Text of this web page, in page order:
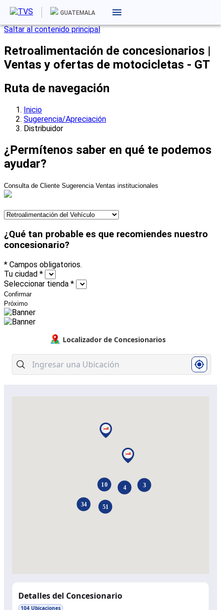
Saltar al contenido principal
Retroalimentación de concesionarios |
Ventas y ofertas de motocicletas - GT
GUATEMALA
Ruta de navegación
Inicio
Sugerencia/Apreciación
Distribuidor
¿Permítenos saber en qué te podemos
ayudar?
Consulta de Cliente Sugerencia Ventas institucionales
¿Qué tan probable es que recomiendes nuestro
concesionario?
* Campos obligatorios.
Tu ciudad *
Seleccionar tienda *
Confirmar
Próximo